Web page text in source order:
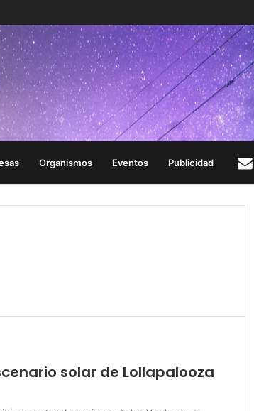
Organismos Eventos Publicidad
solar de Lollapalooza